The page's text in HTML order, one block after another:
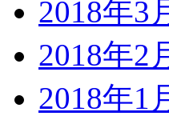
2018年3
2018年2
2018年1